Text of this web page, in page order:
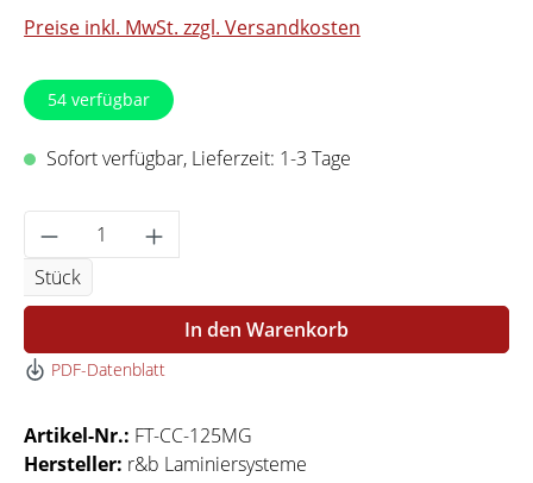
Preise inkl. MwSt. zzgl. Versandkosten
54 verfügbar
Sofort verfügbar, Lieferzeit: 1-3 Tage
Produkt Anzahl: Gib den gewünschten
Stück
In den Warenkorb
PDF-Datenblatt
Artikel-Nr.: FT-CC-125MG
Hersteller: r&b Laminiersysteme